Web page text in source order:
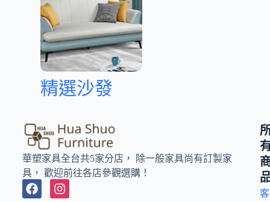
精選沙發
華塑家具全台共5家分店， 除一般家具尚有訂製家
具， 歡迎前往各店參觀選購！
客